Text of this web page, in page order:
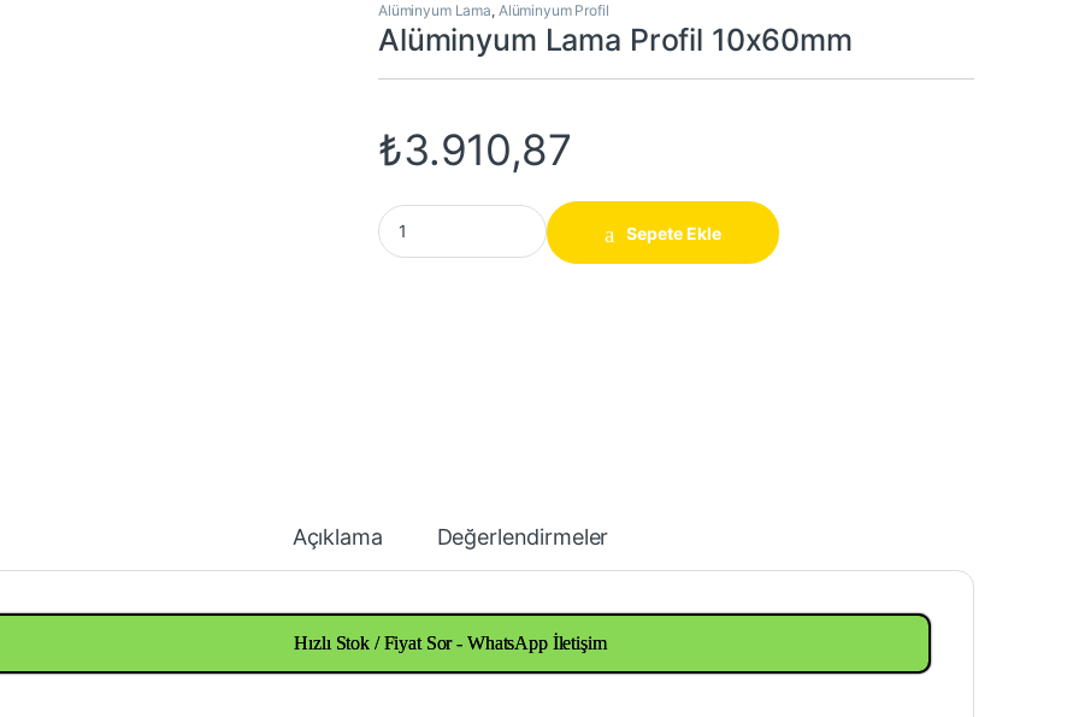
Alüminyum Lama, Alüminyum Profil
Alüminyum Lama Profil 10x60mm
₺3.910,87
Alüminyum Lama Profil 10x60mm quantity
Sepete Ekle
Açıklama Değerlendirmeler
Hızlı Stok / Fiyat Sor - WhatsApp İletişim